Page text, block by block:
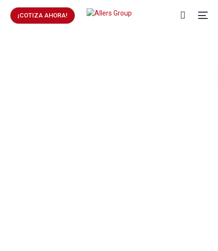
¡COTIZA AHORA!